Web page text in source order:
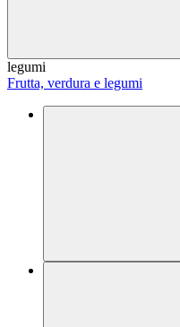
legumi
Frutta, verdura e legumi